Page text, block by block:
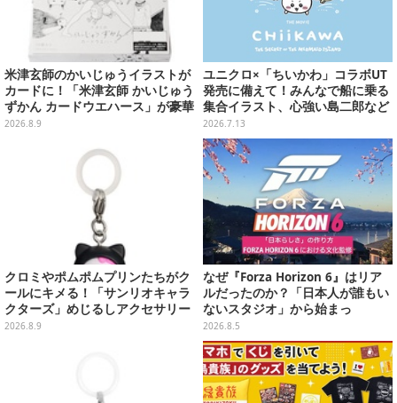
米津玄師のかいじゅうイラストが
カードに！「米津玄師 かいじゅう
ずかん カードウエハース」が豪華
ラインナップ
2026.8.9
ユニクロ×「ちいかわ」コラボUT
発売に備えて！みんなで船に乗る
集合イラスト、心強い島二郎など
映画を記念した特別コレクション
2026.7.13
クロミやポムポムプリンたちがク
ールにキメる！「サンリオキャラ
クターズ」めじるしアクセサリー
がガシャポン展開
2026.8.9
なぜ『Forza Horizon 6』はリア
ルだったのか？「日本人が誰もい
ないスタジオ」から始まっ
た、“生活感のある日本"の作り方
【CEDEC2026】
2026.8.5